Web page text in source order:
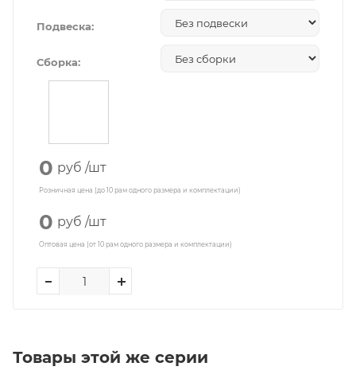
Подвеска:
Сборка:
0 руб /шт
Розничная цена (до 10 рам одного размера и комплектации)
0 руб /шт
Оптовая цена (от 10 рам одного размера и комплектации)
Товары этой же серии